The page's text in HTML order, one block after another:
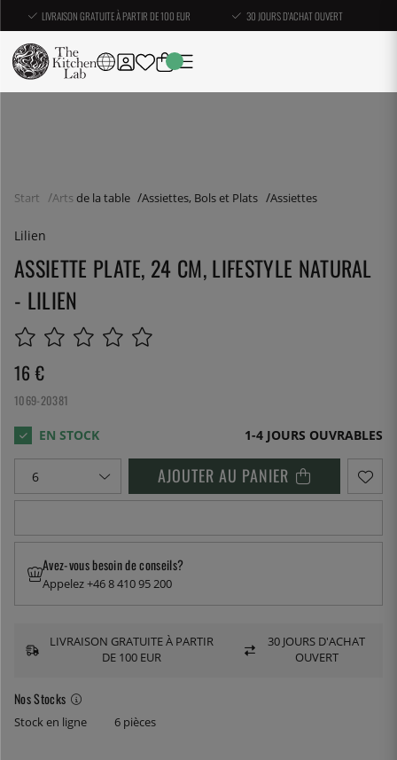
LIVRAISON GRATUITE À PARTIR DE 100 EUR 30 JOURS D'ACHAT OUVERT
Start Arts de la table Assiettes, Bols et Plats Assiettes
Lilien
ASSIETTE PLATE, 24 CM, LIFESTYLE NATURAL
- LILIEN
16 €
1069-20381
1-4 JOURS OUVRABLES
AJOUTER AU PANIER
Nos Stocks
Stock en ligne 6 pièces
Avez-vous besoin de conseils?
Appelez +46 8 410 95 200
LIVRAISON GRATUITE À PARTIR
DE 100 EUR
30 JOURS D'ACHAT
OUVERT